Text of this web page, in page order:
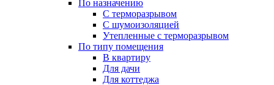
По назначению
С терморазрывом
С шумоизоляцией
Утепленные с терморазрывом
По типу помещения
В квартиру
Для дачи
Для коттеджа